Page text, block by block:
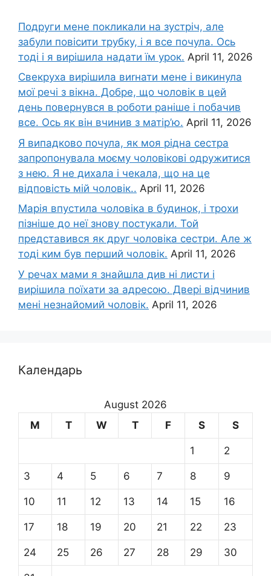
Подруги мене покликали на зустріч, але
забули повісити трубку, і я все почула. Ось
тоді і я вирішила надати їм урок. April 11, 2026
Свекруха вирішила виrнати мене і викинула
мої речі з вікна. Добре, що чоловік в цей
день повернувся в роботи раніше і побачив
все. Ось як він вчинив з матір’ю. April 11, 2026
Я випадково почула, як моя рідна сестра
запропонувала моєму чоловікові одружитися
з нею. Я не дихала і чекала, що на це
відповість мій чоловік.. April 11, 2026
Марія впустила чоловіка в будинок, і трохи
пізніше до неї знову постукали. Той
представився як друг чоловіка сестри. Але ж
тоді ким був перший чоловік. April 11, 2026
У речах мами я знайшла див ні листи і
вирішила поїхати за адресою. Двері відчинив
мені незнайомий чоловік. April 11, 2026
Календарь
August 2026
M
T W T F S S
1 2
3 4 5 6 7 8 9
10 11 12 13 14 15 16
17 18 19 20 21 22 23
24 25 26 27 28 29 30